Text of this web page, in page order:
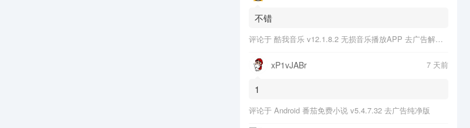
不错
评论于 酷我音乐 v12.1.8.2 无损音乐播放APP 去广告解锁会员版
xP1vJABr 7 天前
1
评论于 Android 番茄免费小说 v5.4.7.32 去广告纯净版